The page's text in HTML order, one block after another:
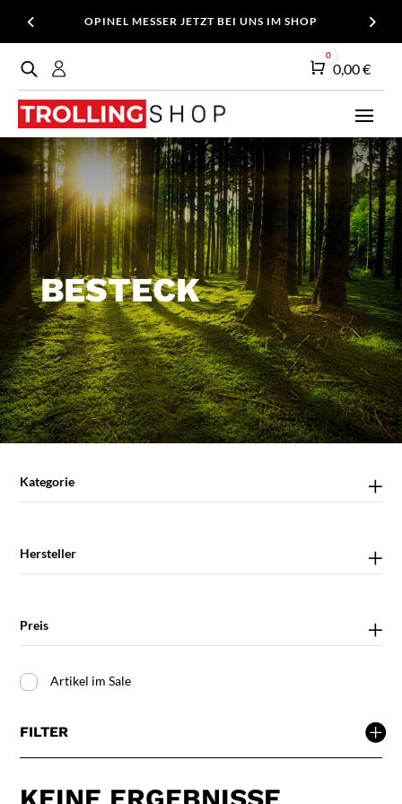
OPINEL MESSER JETZT BEI UNS IM SHOP
Warenkorb
0
0,00€
BESTECK
Kategorie
Hersteller
Preis
Artikel im Sale
FILTER